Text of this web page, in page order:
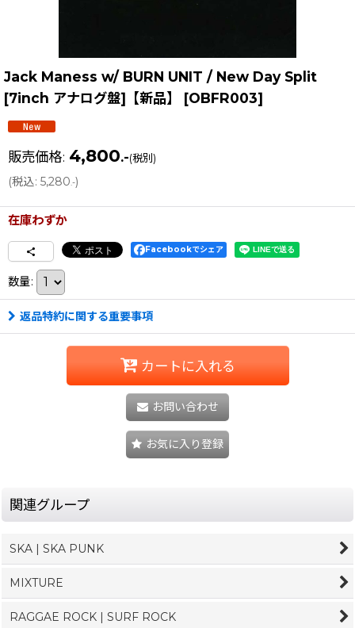
Jack Maness w/ BURN UNIT / New Day Split
[7inch アナログ盤]【新品】
[OBFR003]
販売価格: 4,800.-(税別)
(税込: 5,280.-)
在庫わずか
Facebookでシェア
数量:
返品特約に関する重要事項
カートに入れる
お問い合わせ
お気に入り登録
関連グループ
SKA | SKA PUNK
MIXTURE
RAGGAE ROCK | SURF ROCK